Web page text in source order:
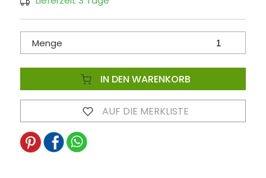
Menge
IN DEN WARENKORB
AUF DIE MERKLISTE